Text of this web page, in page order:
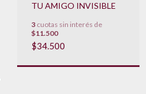
TU AMIGO INVISIBLE
3cuotas sin interés de
$11.500
$34.500